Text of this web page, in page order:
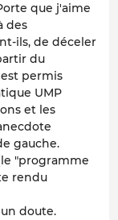
que j'aime
des
ils, de déceler
du
permis
UMP
et les
gauche.
"programme
rendu
doute.